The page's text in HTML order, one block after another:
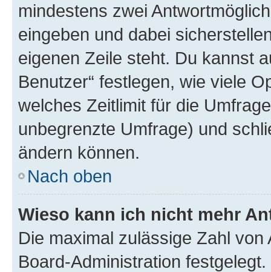
mindestens zwei
eingeben und dabei
eigenen Zeile steht. Du kannst
Benutzer“ festlegen, wie viele
welches Zeitlimit für die
unbegrenzte Umfrage) und
ändern können.
Nach oben
Wieso kann ich nicht mehr
Die maximal zulässige Zahl
Board-Administration